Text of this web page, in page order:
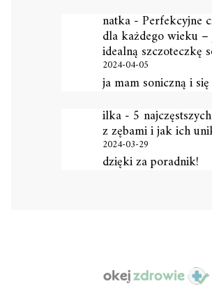
natka-Perfekcyjne
dla każdego wieku
idealną szczoteczkę
2024-04-05
ja mam soniczną i
ilka- 5
z zębami i jak ich
2024-03-29
dzięki za poradnik!